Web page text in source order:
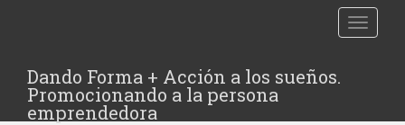
Dando Forma + Acción a los sueños.
Promocionando a la persona
emprendedora